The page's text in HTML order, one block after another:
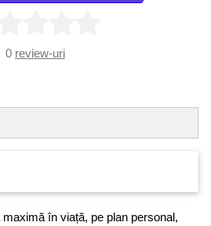
0 review-uri
în viață, pe plan personal,